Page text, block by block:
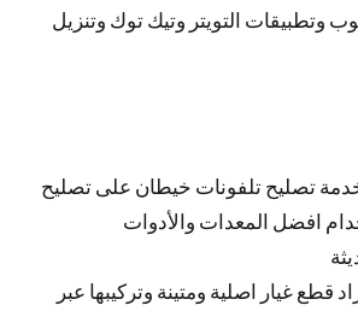
وتطبيقات التويتر وتيك توك وتنزيل
تصليح تلفونات خيطان على تصليح
افضل المعدات والأدوات
قطع غيار اصلية ومتينة وتركيبها عبر